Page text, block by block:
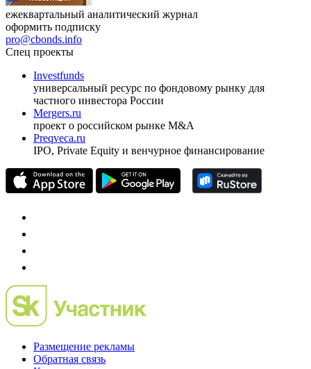
ежеквартальный аналитический журнал
оформить подписку
pro@cbonds.info
Спец проекты
Investfunds
универсальный ресурс по фондовому рынку для
частного инвестора России
Mergers.ru
проект о российском рынке M&A
Preqveca.ru
IPO, Private Equity и венчурное финансирование
Размещение рекламы
Обратная связь